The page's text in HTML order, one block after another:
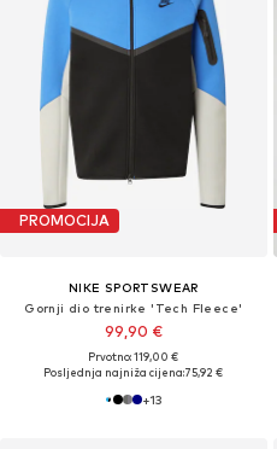
PROMOCIJA
NIKE SPORTSWEAR
Gornji dio trenirke 'Tech Fleece'
99,90 €
Prvotno: 119,00 €
Posljednja najniža cijena:75,92 €
+13